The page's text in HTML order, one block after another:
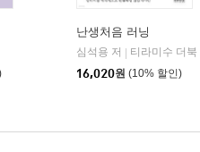
난생처음 러닝
심석용 저
티라미수 더북
16,020원 (10% 할인)